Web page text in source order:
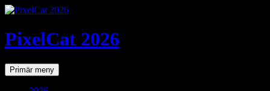
PixelCat 2026
SökPrimär meny Gå
till